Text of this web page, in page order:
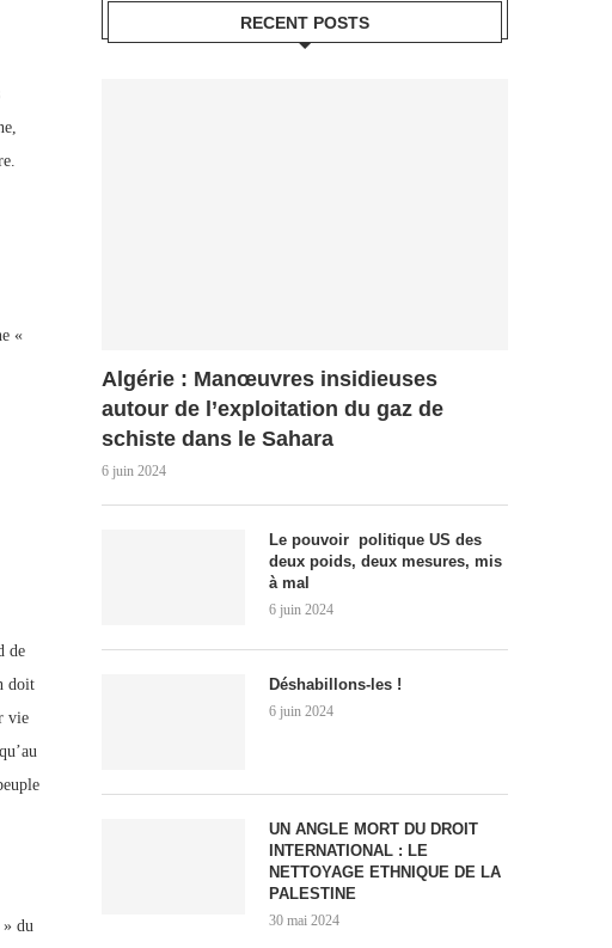
«
de
doit
vie
du
RECENT POSTS
Algérie : Manœuvres insidieuses
autour de l’exploitation du gaz de
schiste dans le Sahara
6 juin 2024
Le pouvoir politique US des
deux poids, deux mesures, mis
à mal
6 juin 2024
Déshabillons-les !
6 juin 2024
UN ANGLE MORT DU DROIT
INTERNATIONAL : LE
NETTOYAGE ETHNIQUE DE LA
PALESTINE
30 mai 2024